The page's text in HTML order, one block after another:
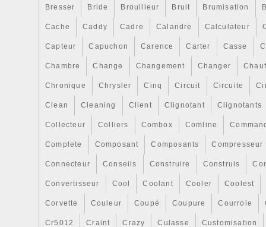
Bresser Bride Brouilleur Bruit Brumisation
Cache Caddy Cadre Calandre Calculateur
Capteur Capuchon Carence Carter Casse
Chambre Change Changement Changer
Chronique Chrysler Cinq Circuit Circuite
Clean Cleaning Client Clignotant Clignotants
Collecteur Colliers Combox Comline
Complete Composant Composants Compresseur
Connecteur Conseils Construire Construis
Convertisseur Cool Coolant Cooler Coolest
Corvette Couleur Coupé Coupure Courroie
Cr5012 Craint Crazy Culasse Customisation